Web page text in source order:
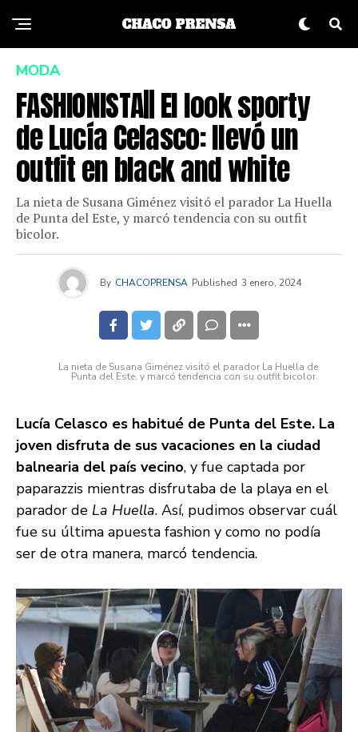
MODA
FASHIONISTA|| El look sporty
de Lucía Celasco: llevó un
outfit en black and white
La nieta de Susana Giménez visitó el parador La Huella
de Punta del Este, y marcó tendencia con su outfit
bicolor.
By CHACOPRENSA Published 3 enero, 2024
La nieta de Susana Giménez visitó el parador La Huella de
Punta del Este, y marcó tendencia con su outfit bicolor.
Lucía Celasco es habitué de Punta del Este. La
joven disfruta de sus vacaciones en la ciudad
balnearia del país vecino, y fue captada por
paparazzis mientras disfrutaba de la playa en el
parador de La Huella. Así, pudimos observar cuál
fue su última apuesta fashion y como no podía
ser de otra manera, marcó tendencia.